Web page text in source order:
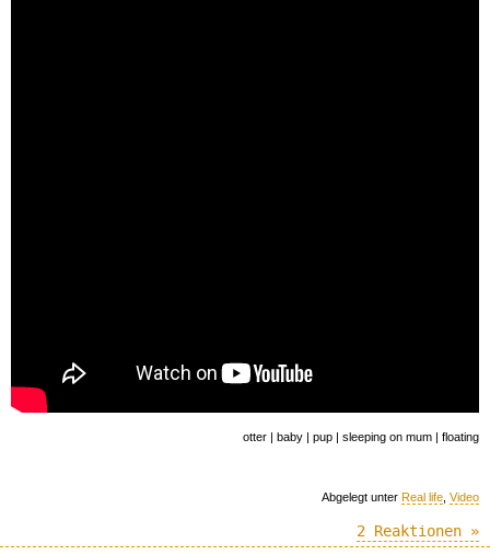
otter | baby | pup | sleeping on mum | floating
Abgelegt unter Real life Video
2 Reaktionen »